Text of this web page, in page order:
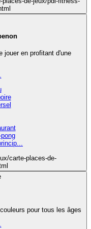
jouer en profitant d'une
carte-places-de-
pour tous les âges